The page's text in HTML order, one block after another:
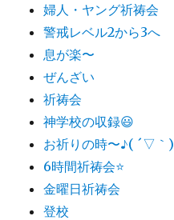
婦人・ヤング祈祷会
警戒レベル2から3へ
息が楽〜
ぜんざい
祈祷会
神学校の収録😃
お祈りの時〜♪( ´▽｀)
6時間祈祷会⭐️
金曜日祈祷会
登校